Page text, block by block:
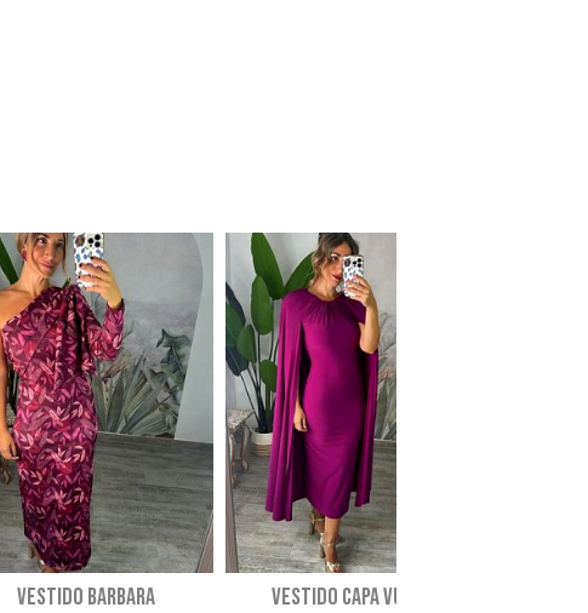
VESTIDO BARBARA
Vestido capa Vuelo